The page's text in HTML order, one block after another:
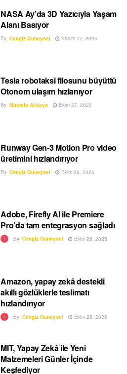
NASA Ay’da 3D Yazıcıyla Yaşam
Alanı Basıyor
By Cengiz Guneysel Kasım 12, 2025
Tesla robotaksi filosunu büyüttü
Otonom ulaşım hızlanıyor
By Mustafa Akkaya Ekim 27, 2025
Runway Gen-3 Motion Pro video
üretimini hızlandırıyor
By Cengiz Guneysel Ekim 26, 2025
Adobe, Firefly AI ile Premiere
Pro’da tam entegrasyon sağladı
By Cengiz Guneysel Ekim 26, 2025
Amazon, yapay zekâ destekli
akıllı gözlüklerle teslimatı
hızlandırıyor
By Cengiz Guneysel Ekim 25, 2025
MIT, Yapay Zekâ ile Yeni
Malzemeleri Günler İçinde
Keşfediyor